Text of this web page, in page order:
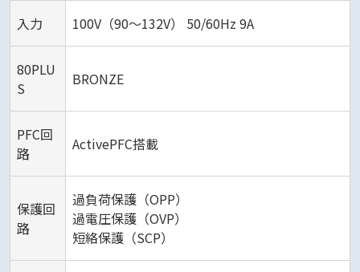
入力 100V（90～132V） 50/60Hz 9A
80PLU
S
BRONZE
PFC回
路
ActivePFC搭載
保護回
路
過負荷保護（OPP）
過電圧保護（OVP）
短絡保護（SCP）